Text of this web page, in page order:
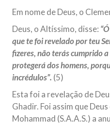
10 DE NOVEMBRO DE 2013
Falecimento do
(A.S.)
Em nome de Deus, o
data em que relembramos o
muçulmanos, o Imam Ali Ibn
(A.S.), conhecido por “Zein Al-
NOTÍCIAS
Em nome de Deus, o
Deus, o Altíssimo, disse:
que te foi revelado por teu
fizeres, não terás cumprido
protegerá dos homens,
incrédulos”. (5)
Esta foi a revelação de
Ghadir. Foi assim que
Mohammad (S.A.A.S.) a